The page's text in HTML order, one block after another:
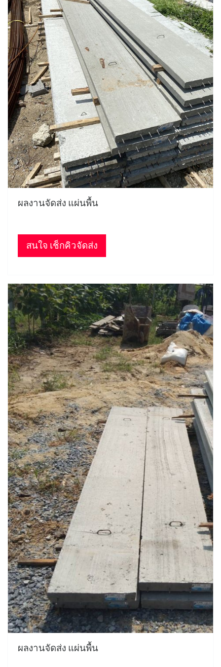
ผลงานจัดส่ง แผ่นพื้น
สนใจ เช็กคิวจัดส่ง
ผลงานจัดส่ง แผ่นพื้น